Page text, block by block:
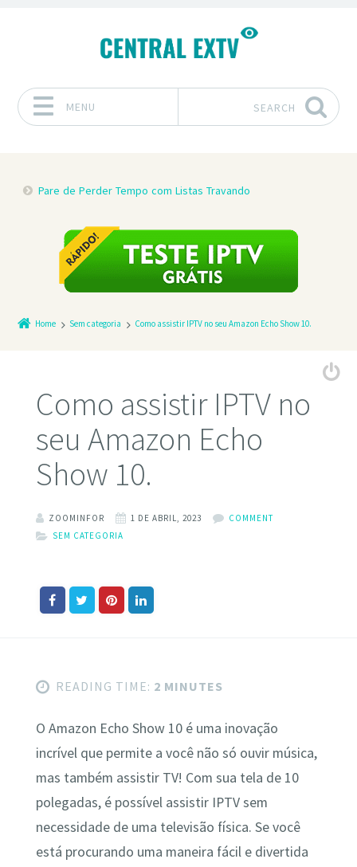
MENU SEARCH
Pare de Perder Tempo com Listas Travando
Home Sem categoria Como assistir IPTV no seu Amazon Echo Show 10.
Como assistir IPTV no
seu Amazon Echo
Show 10.
ZOOMINFOR 1 DE ABRIL, 2023
COMMENT
SEM CATEGORIA
READING TIME: 2 MINUTES
O Amazon Echo Show 10 é uma inovação
incrível que permite a você não só ouvir música,
mas também assistir TV! Com sua tela de 10
polegadas, é possível assistir IPTV sem
necessidade de uma televisão física. Se você
está procurando uma maneira fácil e divertida